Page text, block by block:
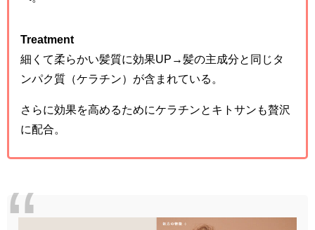
Treatment
細くて柔らかい髪質に効果UP→髪の主成分と同じタ
ンパク質（ケラチン）が含まれている。
さらに効果を高めるためにケラチンとキトサンも贅沢
に配合。